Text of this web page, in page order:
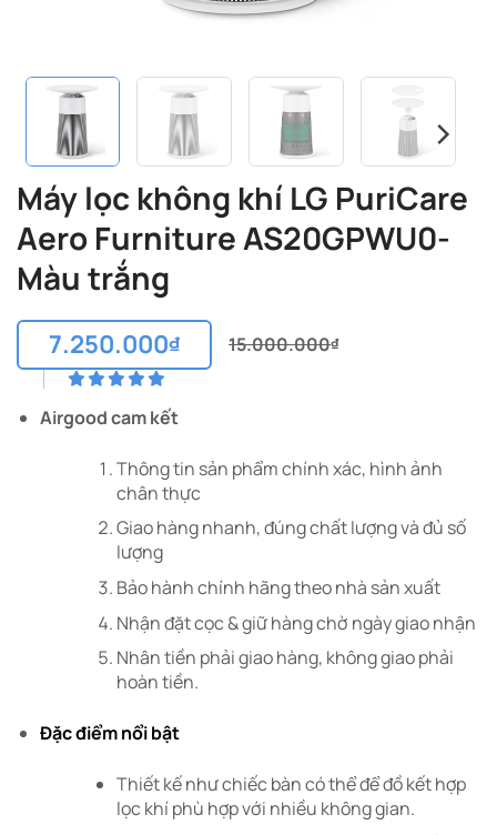
Máy lọc không khí LG PuriCare
Aero Furniture AS20GPWU0-
Màu trắng
15.000.000₫
Giá
gốc
là:
15.000.000₫.
7.250.000₫
Giá
hiện
tại
là:
7.250.000₫.
Airgood cam kết
Thông tin sản phẩm chính xác, hình ảnh
chân thực
Giao hàng nhanh, đúng chất lượng và đủ số
lượng
Bảo hành chính hãng theo nhà sản xuất
Nhận đặt cọc & giữ hàng chờ ngày giao nhận
Nhân tiền phải giao hàng, không giao phải
hoàn tiền.
Đặc điểm nổi bật
Thiết kế như chiếc bàn có thể để đồ kết hợp
lọc khí phù hợp với nhiều không gian.